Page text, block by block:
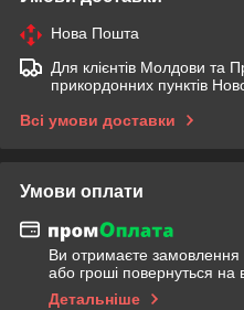
Нова Пошта
Для клієнтів Молдови та
прикордонних пунктів
Всі умови доставки
Умови оплати
Ви отримаєте замовлення
або гроші повернуться на
Детальніше